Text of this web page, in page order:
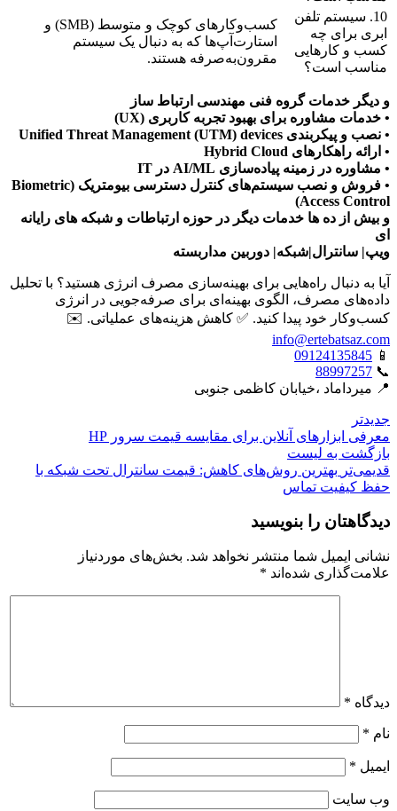
10. سیستم تلفن
ابری برای چه
کسب و کارهایی
مناسب است؟
کسب‌وکارهای کوچک و متوسط (SMB) و
استارت‌آپ‌ها که به دنبال یک سیستم
مقرون‌به‌صرفه هستند.
و دیگر خدمات گروه فنی مهندسی ارتباط ساز
• خدمات مشاوره برای بهبود تجربه کاربری (UX)
• نصب و پیکربندی Unified Threat Management (UTM) devices
• ارائه راهکارهای Hybrid Cloud
• مشاوره در زمینه پیاده‌سازی AI/ML در IT
• فروش و نصب سیستم‌های کنترل دسترسی بیومتریک (Biometric
Access Control)
و بیش از ده ها خدمات دیگر در حوزه ارتباطات و شبکه های رایانه
ای
ویپ| سانترال|شبکه| دوربین مداربسته
آیا به دنبال راه‌هایی برای بهینه‌سازی مصرف انرژی هستید؟ با تحلیل
داده‌های مصرف، الگوی بهینه‌ای برای صرفه‌جویی در انرژی
کسب‌وکار خود پیدا کنید. ✅ کاهش هزینه‌های عملیاتی. ✉️
info@ertebatsaz.com
📱
09124135845
📞
88997257
📍 میرداماد ،خیابان کاظمی جنوبی
جدیدتر
معرفی ابزارهای آنلاین برای مقایسه قیمت سرور HP
بازگشت بە لیست
قدیمی‌تر بهترین روش‌های کاهش: قیمت سانترال تحت شبکه با
حفظ کیفیت تماس
دیدگاهتان را بنویسید
نشانی ایمیل شما منتشر نخواهد شد. بخش‌های موردنیاز
علامت‌گذاری شده‌اند *
دیدگاه *
نام *
ایمیل *
وب‌ سایت